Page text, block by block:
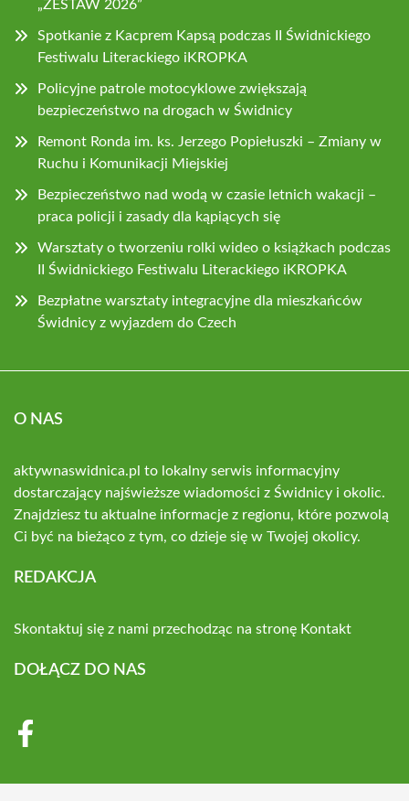
„ZESTAW 2026”
Spotkanie z Kacprem Kapsą podczas II Świdnickiego
Festiwalu Literackiego iKROPKA
Policyjne patrole motocyklowe zwiększają
bezpieczeństwo na drogach w Świdnicy
Remont Ronda im. ks. Jerzego Popiełuszki – Zmiany w
Ruchu i Komunikacji Miejskiej
Bezpieczeństwo nad wodą w czasie letnich wakacji –
praca policji i zasady dla kąpiących się
Warsztaty o tworzeniu rolki wideo o książkach podczas
II Świdnickiego Festiwalu Literackiego iKROPKA
Bezpłatne warsztaty integracyjne dla mieszkańców
Świdnicy z wyjazdem do Czech
O NAS
aktywnaswidnica.pl to lokalny serwis informacyjny
dostarczający najświeższe wiadomości z Świdnicy i okolic.
Znajdziesz tu aktualne informacje z regionu, które pozwolą
Ci być na bieżąco z tym, co dzieje się w Twojej okolicy.
REDAKCJA
Skontaktuj się z nami przechodząc na stronę Kontakt
DOŁĄCZ DO NAS